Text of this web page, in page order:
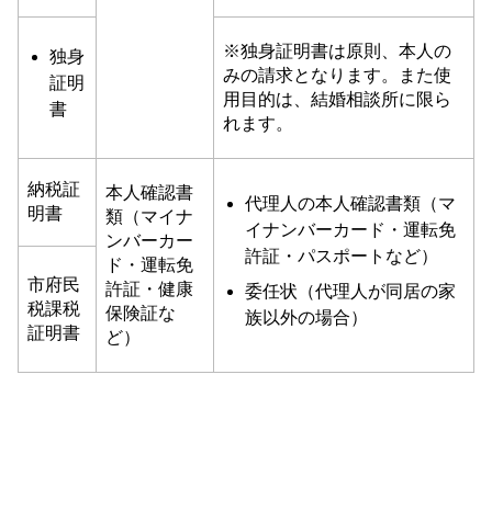
独身
証明
書
※独身証明書は原則、本人の
みの請求となります。
また使
用目的は、結婚相談所に限ら
れます。
納税証
明書
本人確認書
類（マイナ
ンバーカー
ド・運転免
許証・健康
保険証な
ど）
代理人の本人確認書類（マ
イナンバーカード・運転免
許証・パスポートなど）
委任状（代理人が同居の家
族以外の場合）
市府民
税課税
証明書